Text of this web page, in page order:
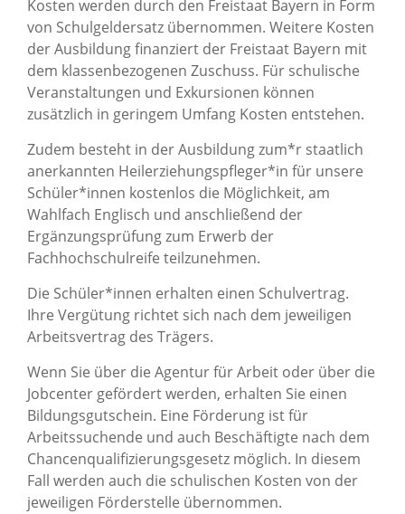
Kosten werden durch den Freistaat Bayern in Form
von Schulgeldersatz übernommen. Weitere Kosten
der Ausbildung finanziert der Freistaat Bayern mit
dem klassenbezogenen Zuschuss. Für schulische
Veranstaltungen und Exkursionen können
zusätzlich in geringem Umfang Kosten entstehen.
Zudem besteht in der Ausbildung zum*r staatlich
anerkannten Heilerziehungspfleger*in für unsere
Schüler*innen kostenlos die Möglichkeit, am
Wahlfach Englisch und anschließend der
Ergänzungsprüfung zum Erwerb der
Fachhochschulreife teilzunehmen.
Die Schüler*innen erhalten einen Schulvertrag.
Ihre Vergütung richtet sich nach dem jeweiligen
Arbeitsvertrag des Trägers.
Wenn Sie über die Agentur für Arbeit oder über die
Jobcenter gefördert werden, erhalten Sie einen
Bildungsgutschein. Eine Förderung ist für
Arbeitssuchende und auch Beschäftigte nach dem
Chancenqualifizierungsgesetz möglich. In diesem
Fall werden auch die schulischen Kosten von der
jeweiligen Förderstelle übernommen.